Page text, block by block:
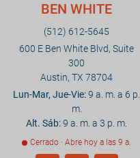
BEN WHITE
(512) 612-5645
600 E Ben White Blvd, Suite
300
Austin, TX 78704
Lun-Mar, Jue-Vie:9 a. m. a 6 p.
m.
Alt. Sáb:9 a. m. a 3 p. m.
Cerrado · Abre hoy a las 9 a.